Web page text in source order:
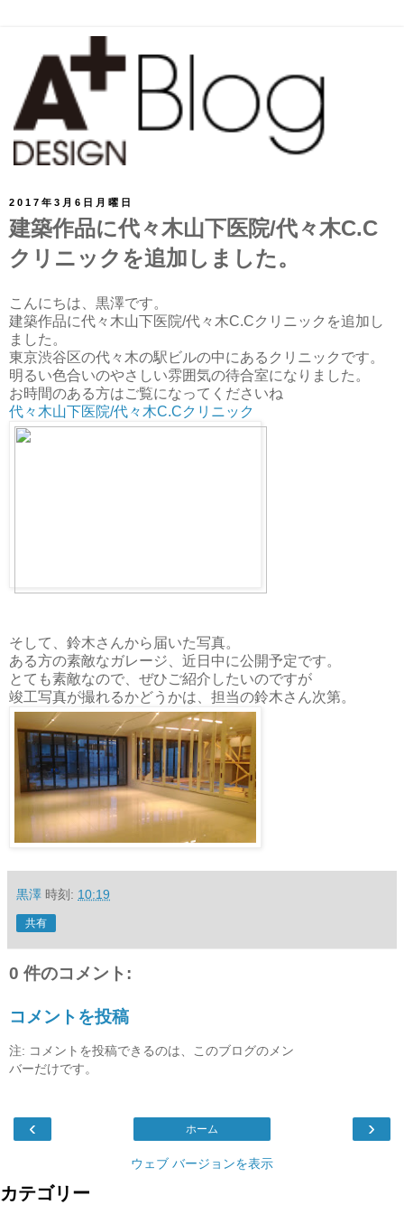
2017年3月6日月曜日
建築作品に代々木山下医院/代々木C.C
クリニックを追加しました。
こんにちは、黒澤です。
建築作品に代々木山下医院/代々木C.Cクリニックを追加し
ました。
東京渋谷区の代々木の駅ビルの中にあるクリニックです。
明るい色合いのやさしい雰囲気の待合室になりました。
お時間のある方はご覧になってくださいね
代々木山下医院/代々木C.Cクリニック
そして、鈴木さんから届いた写真。
ある方の素敵なガレージ、近日中に公開予定です。
とても素敵なので、ぜひご紹介したいのですが
竣工写真が撮れるかどうかは、担当の鈴木さん次第。
黒澤 時刻: 10:19
共有
0 件のコメント:
コメントを投稿
注: コメントを投稿できるのは、このブログのメン
バーだけです。
‹ ›
ホーム
ウェブ バージョンを表示
カテゴリー